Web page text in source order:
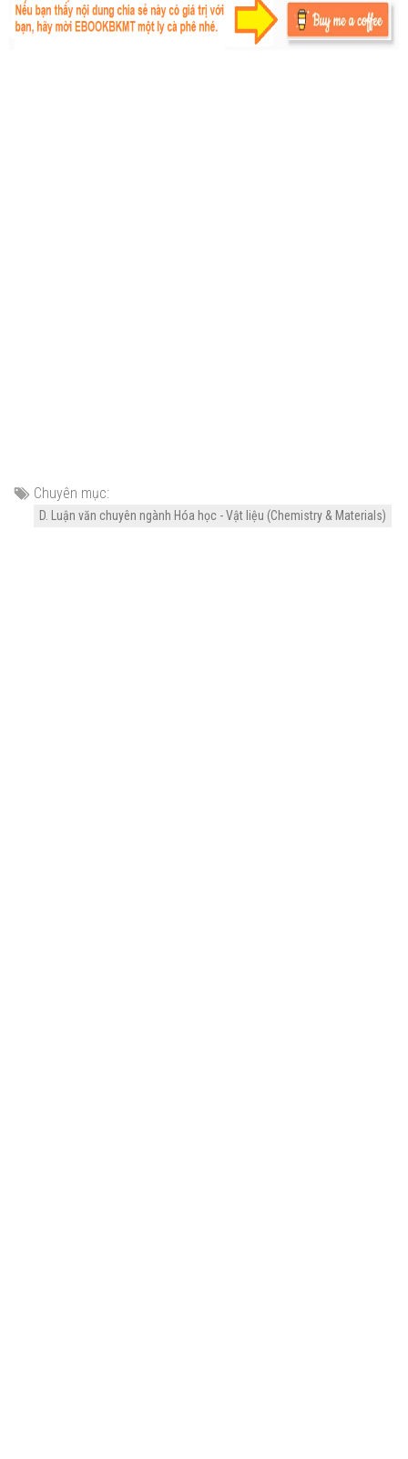
Chuyên mục:
D. Luận văn chuyên ngành Hóa học - Vật liệu (Chemistry & Materials)